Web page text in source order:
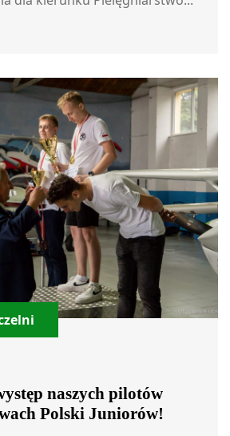
naszych pilotów
Polski Juniorów!